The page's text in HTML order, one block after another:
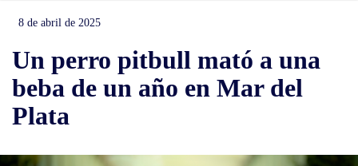
8 de abril de 2025
Un perro pitbull mató a una
beba de un año en Mar del
Plata